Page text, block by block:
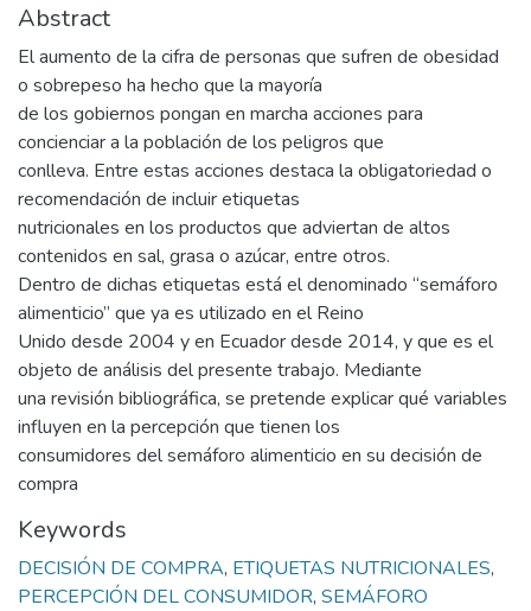
Abstract
El aumento de la cifra de personas que sufren de obesidad
o sobrepeso ha hecho que la mayoría
de los gobiernos pongan en marcha acciones para
concienciar a la población de los peligros que
conlleva. Entre estas acciones destaca la obligatoriedad o
recomendación de incluir etiquetas
nutricionales en los productos que adviertan de altos
contenidos en sal, grasa o azúcar, entre otros.
Dentro de dichas etiquetas está el denominado “semáforo
alimenticio” que ya es utilizado en el Reino
Unido desde 2004 y en Ecuador desde 2014, y que es el
objeto de análisis del presente trabajo. Mediante
una revisión bibliográfica, se pretende explicar qué variables
influyen en la percepción que tienen los
consumidores del semáforo alimenticio en su decisión de
compra
Keywords
DECISIÓN DE COMPRA, ETIQUETAS NUTRICIONALES,
PERCEPCIÓN DEL CONSUMIDOR, SEMÁFORO